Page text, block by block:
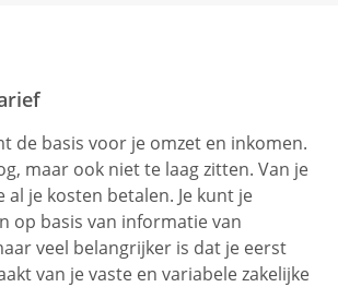
de basis voor je omzet en inkomen.
maar ook niet te laag zitten. Van je
je kosten betalen. Je kunt je
op basis van informatie van
veel belangrijker is dat je eerst
van je vaste en variabele zakelijke